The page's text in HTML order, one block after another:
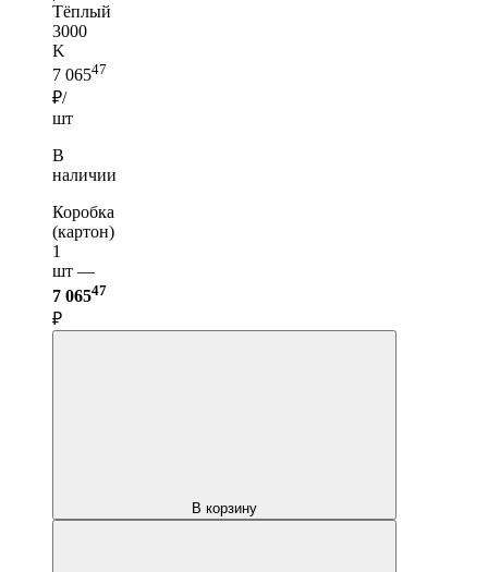
Тёплый
3000
K
7 06547
₽/
шт
В
наличии
Коробка
(картон)
1
шт —
7 06547
₽
В корзину